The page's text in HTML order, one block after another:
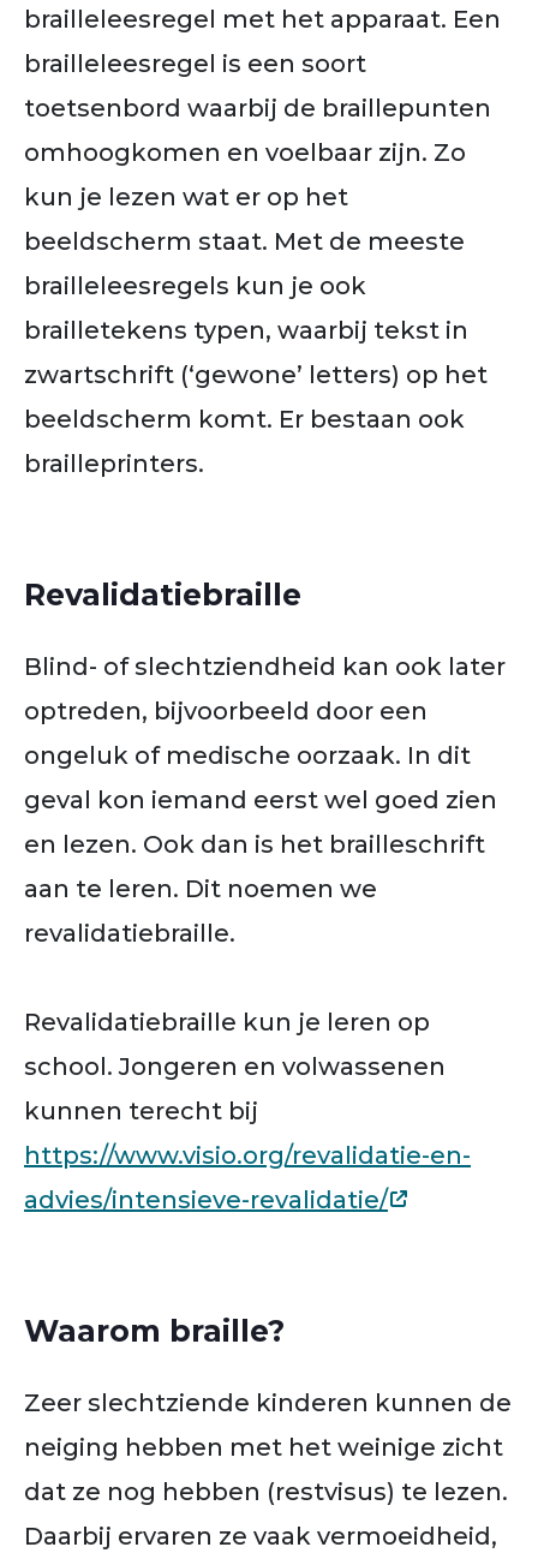
brailleleesregel met het apparaat. Een
brailleleesregel is een soort
toetsenbord waarbij de braillepunten
omhoogkomen en voelbaar zijn. Zo
kun je lezen wat er op het
beeldscherm staat. Met de meeste
brailleleesregels kun je ook
brailletekens typen, waarbij tekst in
zwartschrift (‘gewone’ letters) op het
beeldscherm komt. Er bestaan ook
brailleprinters.
Revalidatiebraille
Blind- of slechtziendheid kan ook later
optreden, bijvoorbeeld door een
ongeluk of medische oorzaak. In dit
geval kon iemand eerst wel goed zien
en lezen. Ook dan is het brailleschrift
aan te leren. Dit noemen we
revalidatiebraille.
Revalidatiebraille kun je leren op
school. Jongeren en volwassenen
kunnen terecht bij
https://www.visio.org/revalidatie-en-
advies/intensieve-revalidatie/
Waarom braille?
Zeer slechtziende kinderen kunnen de
neiging hebben met het weinige zicht
dat ze nog hebben (restvisus) te lezen.
Daarbij ervaren ze vaak vermoeidheid,